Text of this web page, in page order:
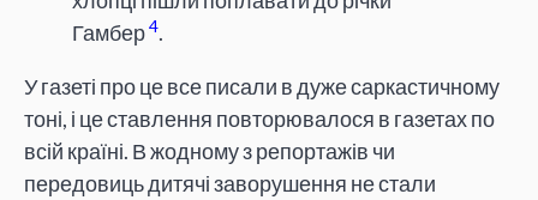
Гамбер4.
У газеті про це все писали в дуже саркастичному
тоні, і це ставлення повторювалося в газетах по
всій країні. В жодному з репортажів чи
передовиць дитячі заворушення не стали